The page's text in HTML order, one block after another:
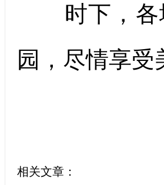
时下，各
园，尽情享受
相关文章：